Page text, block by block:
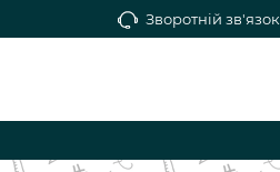
Зворотній зв'язок